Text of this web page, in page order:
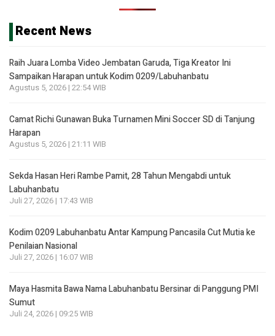
Recent News
Raih Juara Lomba Video Jembatan Garuda, Tiga Kreator Ini
Sampaikan Harapan untuk Kodim 0209/Labuhanbatu
Agustus 5, 2026 | 22:54 WIB
Camat Richi Gunawan Buka Turnamen Mini Soccer SD di Tanjung
Harapan
Agustus 5, 2026 | 21:11 WIB
Sekda Hasan Heri Rambe Pamit, 28 Tahun Mengabdi untuk
Labuhanbatu
Juli 27, 2026 | 17:43 WIB
Kodim 0209 Labuhanbatu Antar Kampung Pancasila Cut Mutia ke
Penilaian Nasional
Juli 27, 2026 | 16:07 WIB
Maya Hasmita Bawa Nama Labuhanbatu Bersinar di Panggung PMI
Sumut
Juli 24, 2026 | 09:25 WIB